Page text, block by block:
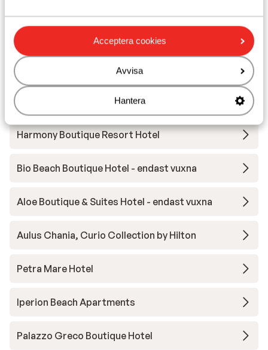
Acceptera cookies
Avvisa
Hantera
Andra boenden i Kreta
Apartments Elounda Colour
Alkionides Seaside Aparthotel
Harmony Boutique Resort Hotel
Bio Beach Boutique Hotel - endast vuxna
Aloe Boutique & Suites Hotel - endast vuxna
Aulus Chania, Curio Collection by Hilton
Petra Mare Hotel
Iperion Beach Apartments
Palazzo Greco Boutique Hotel